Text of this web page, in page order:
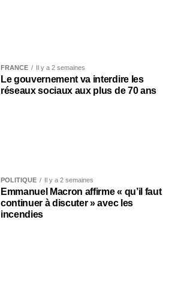
FRANCE Il y a 2 semaines
Le gouvernement va interdire les
réseaux sociaux aux plus de 70 ans
POLITIQUE Il y a 2 semaines
Emmanuel Macron affirme « qu’il faut
continuer à discuter » avec les
incendies